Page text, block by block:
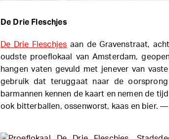
De Drie Fleschjes
De Drie Fleschjes aan de Gravenstraat,
oudste proeflokaal van Amsterdam,
hangen vaten gevuld met jenever van
gebruik dat teruggaat naar de
barmannen kennen de kaart en nemen de
ook bitterballen, ossenworst, kaas en bier. —